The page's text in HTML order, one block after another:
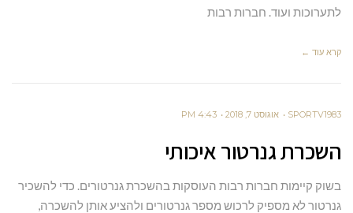
לתערוכות ועוד. חברות רבות
קרא עוד ←
SPORTV1983 אוגוסט 7, 2018 4:43 PM
השכרת גנרטור איכותי
בשוק קיימות חברות רבות העוסקות בהשכרת גנרטורים. כדי להשכיר
גנרטור לא מספיק לרכוש מספר גנרטורים ולהציע אותן להשכרה,